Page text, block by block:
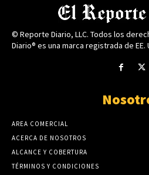
© Reporte Diario, LLC. Todos los
Diario® es una marca registrada de EE.
AREA COMERCIAL
ACERCA DE NOSOTROS
ALCANCE Y COBERTURA
TÉRMINOS Y CONDICIONES